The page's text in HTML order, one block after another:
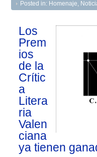
Posted in: Homenaje
Los
Prem
ios
de la
Crític
a
Litera
ria
Valen
ciana
ya tienen